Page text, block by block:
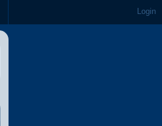
Login